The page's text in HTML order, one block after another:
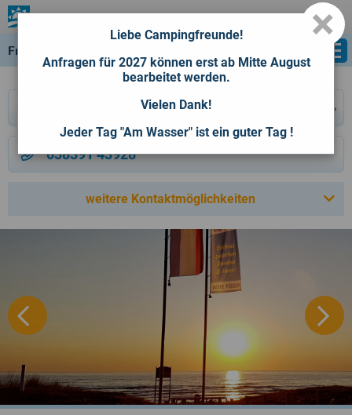
×
Liebe Campingfreunde!
Anfragen für 2027 können erst ab Mitte August
bearbeitet werden.
Vielen Dank!
Jeder Tag "Am Wasser" ist ein guter Tag !
OstseebadBreege-Juliusruh
Freizeitcamp Am Wasser
Reservierungsanfrage
038391 43928
weitere Kontaktmöglichkeiten